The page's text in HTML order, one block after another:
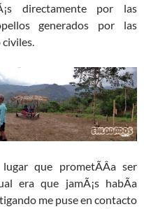
directamente por las
generados por las
que prometÃ­Â­a ser
era que jamÃ¡s habÃ­a
me puse en contacto